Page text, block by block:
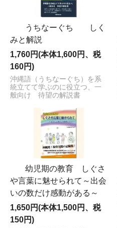
うちなーぐち しく
みと解説
1,760円(本体1,600円、税
160円)
沖縄語（うちなーぐち）を系
統立てて学ぶのに役立つ、一
般向け 待望の解説書
幼児期の教育 しぐさ
や言葉に魅せられて～出会
いの数だけ感動がある～
1,650円(本体1,500円、税
150円)